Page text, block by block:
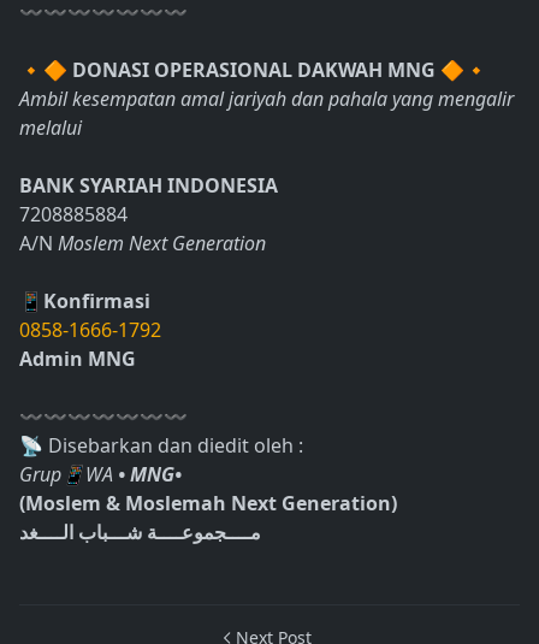
〰〰〰〰〰〰〰
🔸🔶 DONASI OPERASIONAL DAKWAH MNG 🔶🔸
Ambil kesempatan amal jariyah dan pahala yang mengalir
melalui
BANK SYARIAH INDONESIA
7208885884
A/N Moslem Next Generation
📱Konfirmasi
0858-1666-1792
Admin MNG
〰〰〰〰〰〰〰
📡 Disebarkan dan diedit oleh :
Grup📱WA • MNG•
(Moslem & Moslemah Next Generation)
مــــجموعــــة شـــباب الــــغد
Next Post